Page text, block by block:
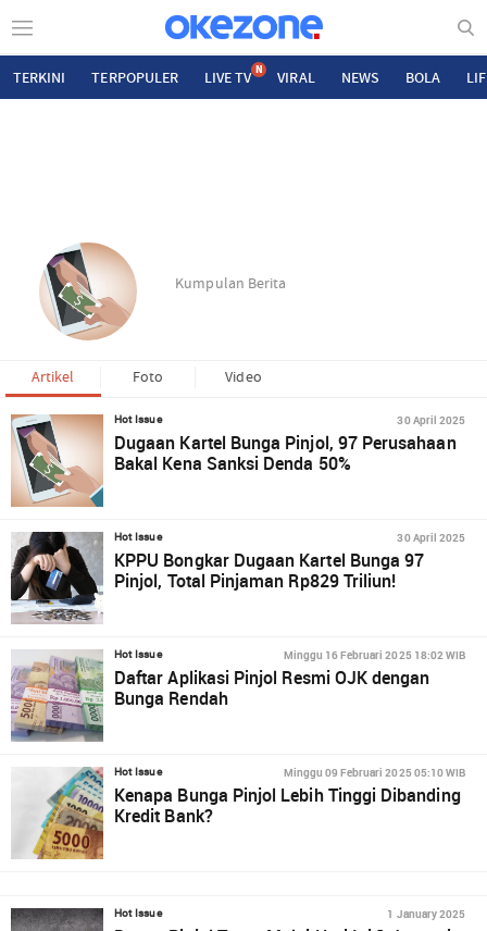
TERKINI TERPOPULER LIVE TV N VIRAL NEWS BOLA
Kumpulan Berita
Artikel Foto Video
Hot Issue 30 April 2025
Dugaan Kartel Bunga Pinjol, 97 Perusahaan
Bakal Kena Sanksi Denda 50%
Hot Issue 30 April 2025
KPPU Bongkar Dugaan Kartel Bunga 97
Pinjol, Total Pinjaman Rp829 Triliun!
Hot Issue Minggu 16 Februari 2025 18:02 WIB
Daftar Aplikasi Pinjol Resmi OJK dengan
Bunga Rendah
Hot Issue Minggu 09 Februari 2025 05:10 WIB
Kenapa Bunga Pinjol Lebih Tinggi Dibanding
Kredit Bank?
Hot Issue 1 January 2025